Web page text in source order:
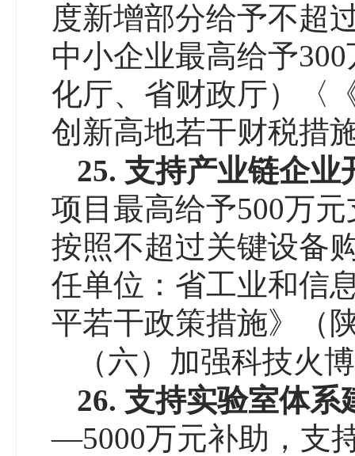
度新增部分给予不超
中小企业最高给予
化厅、省财政厅）〈
创新高地若干财税措
25. 支持产业链企业
项目最高给予500万
按照不超过关键设备
任单位：省工业和信
平若干政策措施》（
（六）加强科技火
26. 支持实验室体系
—5000万元补助，支